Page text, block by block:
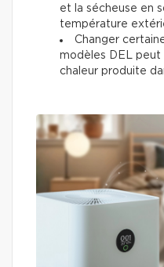
et la sécheuse en
température
Changer
modèles DEL peut
chaleur produite